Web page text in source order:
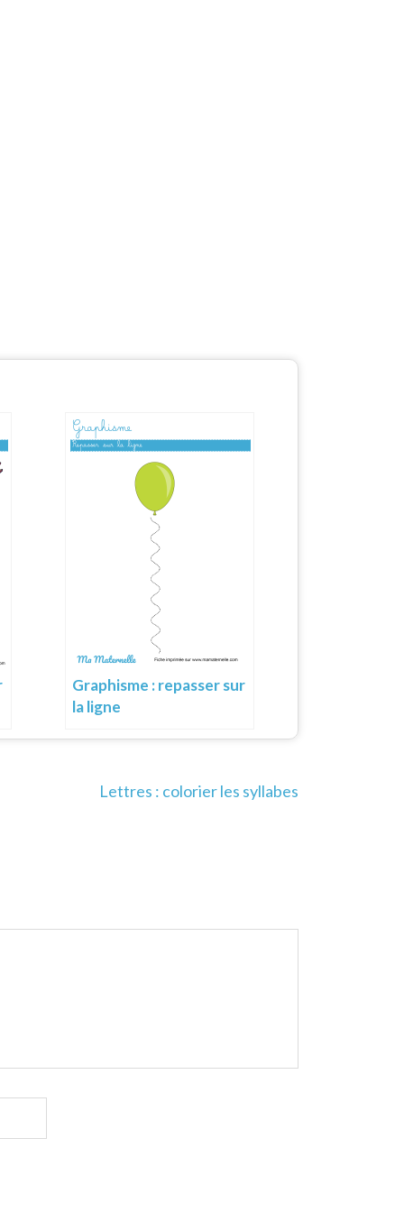
Graphisme : repasser sur
la ligne
Lettres : colorier les syllabes